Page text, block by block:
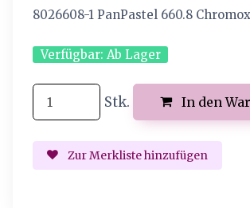
8026608-1 PanPastel 660.8
Verfügbar: Ab Lager
Stk. In den
Zur Merkliste hinzufügen